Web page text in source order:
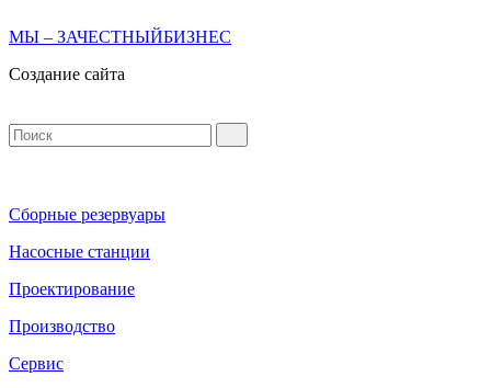
МЫ – ЗАЧЕСТНЫЙБИЗНЕС
Создание сайта
Сборные резервуары
Насосные станции
Проектирование
Производство
Сервис